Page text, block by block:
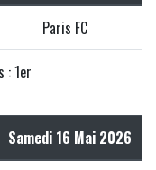
Paris FC
: 1er
Samedi 16 Mai 2026